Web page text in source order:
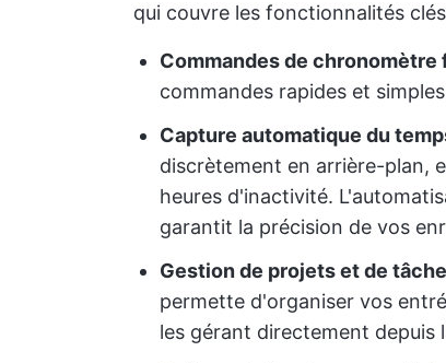
qui couvre les fonctionnalités
Commandes de chronomètre
commandes rapides et
Capture automatique du
discrètement en arrière-plan,
heures d'inactivité.
garantit la précision de vos
Gestion de projets et de
permette d'organiser vos
les gérant directement depuis